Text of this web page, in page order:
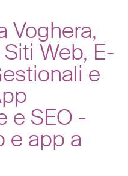
Voghera,
Web, E-
e
e SEO -
e app a